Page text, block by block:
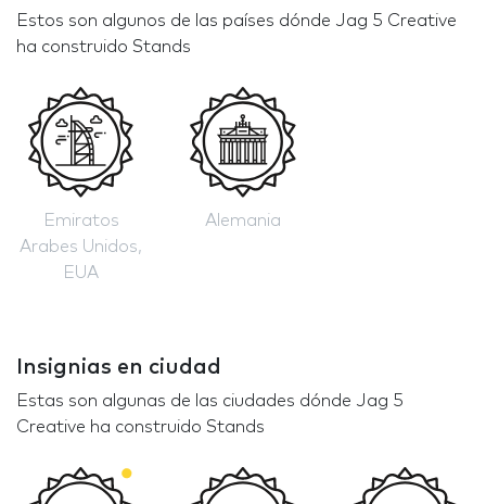
Estos son algunos de las países dónde Jag 5 Creative
ha construido Stands
Emiratos
Arabes Unidos,
EUA
Alemania
Insignias en ciudad
Estas son algunas de las ciudades dónde Jag 5
Creative ha construido Stands